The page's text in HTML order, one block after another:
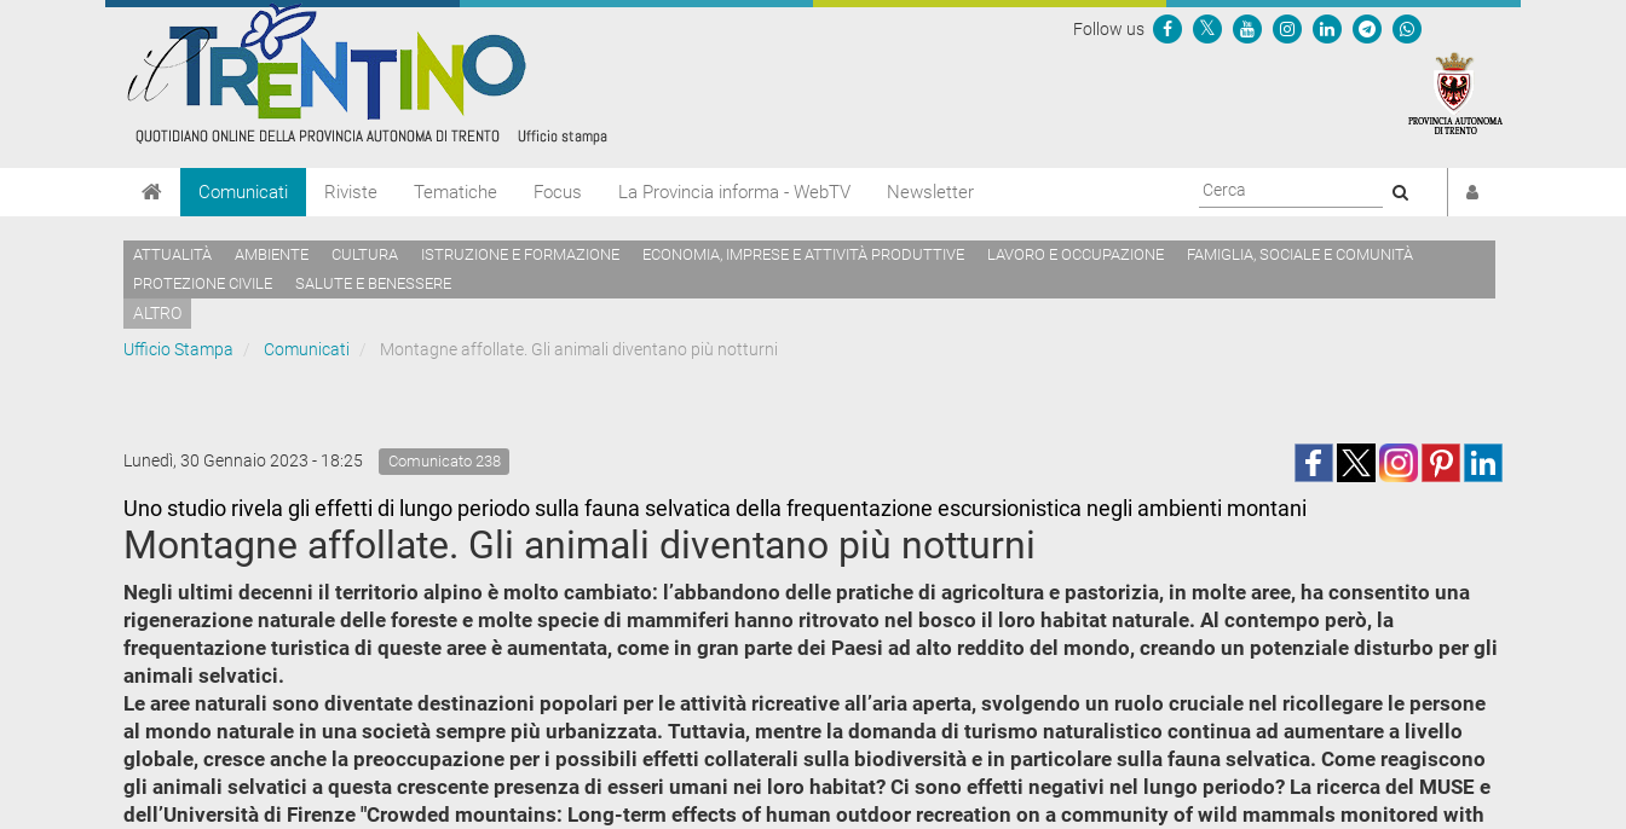
Follow us
Comunicati Riviste Tematiche Focus La Provincia informa - WebTV Newsletter
ATTUALITÀ AMBIENTE CULTURA ISTRUZIONE E FORMAZIONE ECONOMIA, IMPRESE E ATTIVITÀ PRODUTTIVE LAVORO E OCCUPAZIONE
FAMIGLIA, SOCIALE E COMUNITÀ
PROTEZIONE CIVILE
SALUTE E BENESSERE
ALTRO
Ufficio Stampa
Comunicati Montagne affollate. Gli animali diventano più notturni
Lunedì, 30 Gennaio 2023 - 18:25 Comunicato 238
Uno studio rivela gli effetti di lungo periodo sulla fauna selvatica della frequentazione escursionistica negli ambienti montani
Montagne affollate. Gli animali diventano più notturni
Negli ultimi decenni il territorio alpino è molto cambiato: l’abbandono delle pratiche di agricoltura e pastorizia, in molte aree, ha consentito una
rigenerazione naturale delle foreste e molte specie di mammiferi hanno ritrovato nel bosco il loro habitat naturale. Al contempo però, la
frequentazione turistica di queste aree è aumentata, come in gran parte dei Paesi ad alto reddito del mondo, creando un potenziale disturbo per gli
animali selvatici.
Le aree naturali sono diventate destinazioni popolari per le attività ricreative all’aria aperta, svolgendo un ruolo cruciale nel ricollegare le persone
al mondo naturale in una società sempre più urbanizzata. Tuttavia, mentre la domanda di turismo naturalistico continua ad aumentare a livello
globale, cresce anche la preoccupazione per i possibili effetti collaterali sulla biodiversità e in particolare sulla fauna selvatica. Come reagiscono
gli animali selvatici a questa crescente presenza di esseri umani nei loro habitat? Ci sono effetti negativi nel lungo periodo? La ricerca del MUSE e
dell’Università di Firenze "Crowded mountains: Long-term effects of human outdoor recreation on a community of wild mammals monitored with